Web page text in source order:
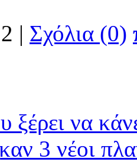
| Σχόλια (0)
ξέρει να
3 νέοι